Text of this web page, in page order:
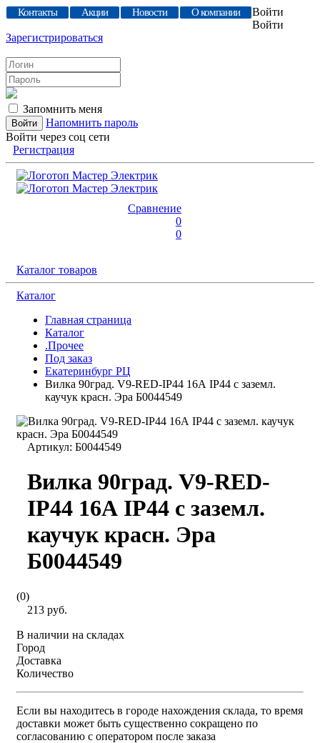
Контакты Акции Новости О компании
Войти
Войти
Зарегистрироваться
Запомнить меня
Напомнить пароль
Войти через соц сети
Регистрация
Сравнение
0
0
Каталог товаров
Каталог
Главная страница
Каталог
.Прочее
Под заказ
Екатеринбург РЦ
Вилка 90град. V9-RED-IP44 16А IP44 с заземл.
каучук красн. Эра Б0044549
Артикул: Б0044549
Вилка 90град. V9-RED-
IP44 16А IP44 с заземл.
каучук красн. Эра
Б0044549
(0)
213 руб.
В наличии на складах
Город
Доставка
Количество
Если вы находитесь в городе нахождения склада, то время
доставки может быть существенно сокращено по
согласованию с оператором после заказа